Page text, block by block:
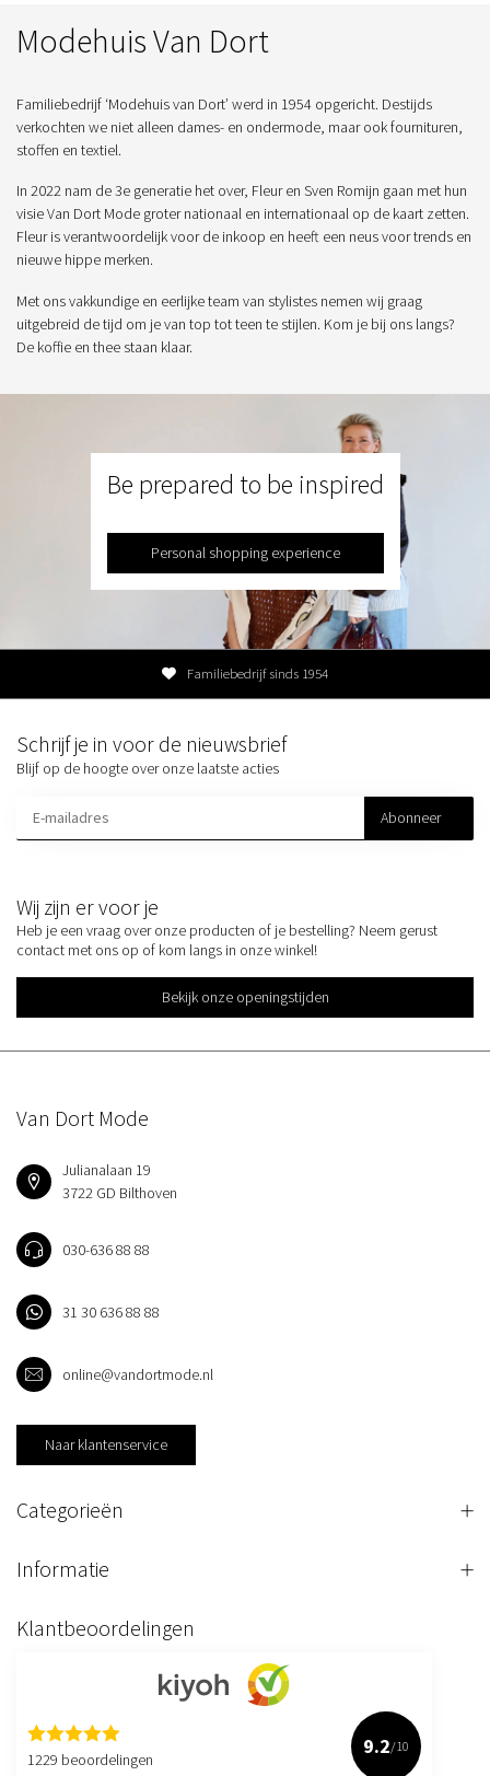
Modehuis Van Dort
Familiebedrijf ‘Modehuis van Dort’ werd in 1954 opgericht. Destijds
verkochten we niet alleen dames- en ondermode, maar ook fournituren,
stoffen en textiel.
In 2022 nam de 3e generatie het over, Fleur en Sven Romijn gaan met hun
visie Van Dort Mode groter nationaal en internationaal op de kaart zetten.
Fleur is verantwoordelijk voor de inkoop en heeft een neus voor trends en
nieuwe hippe merken.
Met ons vakkundige en eerlijke team van stylistes nemen wij graag
uitgebreid de tijd om je van top tot teen te stijlen. Kom je bij ons langs?
De koffie en thee staan klaar.
Be prepared to be inspired
Personal shopping experience
Familiebedrijf sinds 1954
Wij zijn er voor je
Heb je een vraag over onze producten of je bestelling? Neem gerust
contact met ons op of kom langs in onze winkel!
Bekijk onze openingstijden
Schrijf je in voor de nieuwsbrief
Blijf op de hoogte over onze laatste acties
Abonneer
Van Dort Mode
Julianalaan 19
3722 GD Bilthoven
030-636 88 88
31 30 636 88 88
online@vandortmode.nl
Naar klantenservice
Categorieën
Informatie
Klantbeoordelingen
1229 beoordelingen
9.2/10